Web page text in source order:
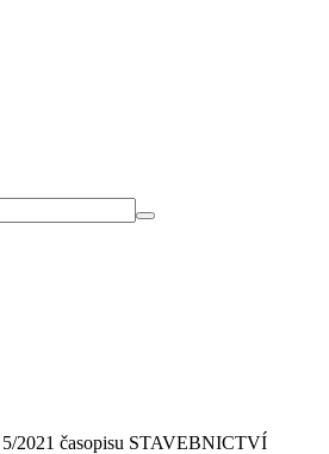
5/2021 časopisu STAVEBNICTVÍ